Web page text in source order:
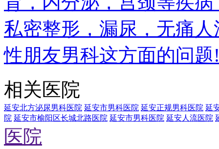
私密整形，漏尿，无痛
性朋友男科这方面的问
相关医院
延安北方泌尿男科医院 延安市男科医院 延安正规男科医院 延
院 延安市榆阳区长城北路医院 延安市男科医院 延安人流医院
医院